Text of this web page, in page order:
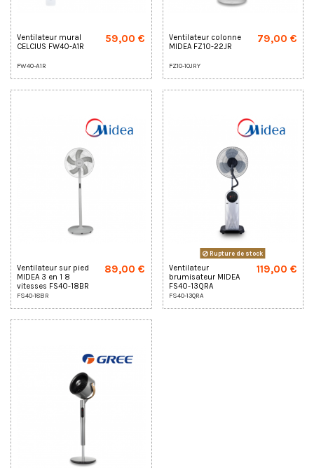
Ventilateur mural
CELCIUS FW40-A1R
FW40-A1R
59,00 €
Ventilateur colonne
MIDEA FZ10-22JR
FZ10-10JRY
79,00 €
Ventilateur sur pied
MIDEA 3 en 1 8
vitesses FS40-18BR
FS40-18BR
89,00 €
Rupture de stock
Ventilateur
brumisateur MIDEA
FS40-13QRA
FS40-13QRA
119,00 €